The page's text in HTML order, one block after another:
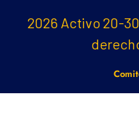
2026 Activo 20-